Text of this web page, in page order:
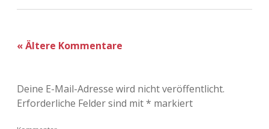
« Ältere Kommentare
Deine E-Mail-Adresse wird nicht veröffentlicht.
Erforderliche Felder sind mit* markiert